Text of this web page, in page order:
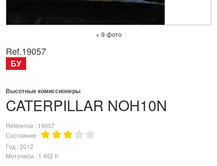
+ 9 фото
CATERPILLAR NOH10N
Высотные комиссионеры
Référence
19057
Состояние
Год 2012
Моточасы
1 402 h
Ref.19057
БУ